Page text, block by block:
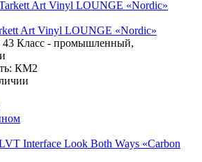
Art Vinyl LOUNGE «Nordic»
43 Класс - промышленный,
КМ2